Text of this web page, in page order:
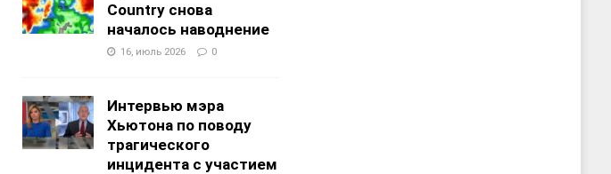
Country снова
началось наводнение
16, июль 2026 0
Интервью мэра
Хьютона по поводу
трагического
инцидента с участием